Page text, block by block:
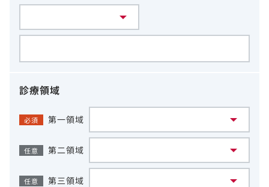
診療領域
必須 第一領域
任意 第二領域
任意 第三領域